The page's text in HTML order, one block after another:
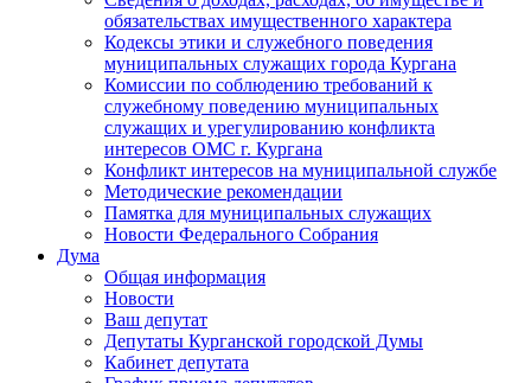
обязательствах имущественного характера
Кодексы этики и служебного поведения
муниципальных служащих города Кургана
Комиссии по соблюдению требований к
служебному поведению муниципальных
служащих и урегулированию конфликта
интересов ОМС г. Кургана
Конфликт интересов на муниципальной службе
Методические рекомендации
Памятка для муниципальных служащих
Новости Федерального Cобрания
Дума
Общая информация
Новости
Ваш депутат
Депутаты Курганской городской Думы
Кабинет депутата